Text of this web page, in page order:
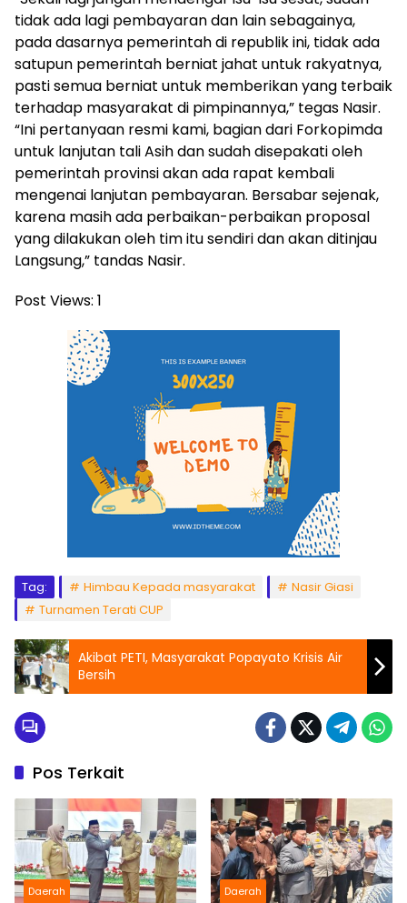
tidak ada lagi pembayaran dan lain sebagainya,
pada dasarnya pemerintah di republik ini, tidak ada
satupun pemerintah berniat jahat untuk rakyatnya,
pasti semua berniat untuk memberikan yang terbaik
terhadap masyarakat di pimpinannya,” tegas Nasir.
“Ini pertanyaan resmi kami, bagian dari Forkopimda
untuk lanjutan tali Asih dan sudah disepakati oleh
pemerintah provinsi akan ada rapat kembali
mengenai lanjutan pembayaran. Bersabar sejenak,
karena masih ada perbaikan-perbaikan proposal
yang dilakukan oleh tim itu sendiri dan akan ditinjau
Langsung,” tandas Nasir.
Post Views: 1
Tag: Himbau Kepada masyarakat
Nasir Giasi
Turnamen Terati CUP
Akibat PETI, Masyarakat Popayato Krisis Air
Bersih
Pos Terkait
Daerah Daerah